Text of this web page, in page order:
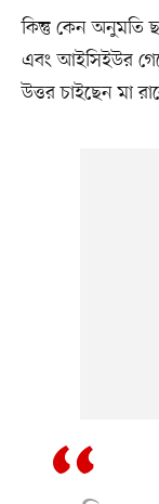
কিন্তু কেন অনুমতি
এবং আইসিইউর
উত্তর চাইছেন মা